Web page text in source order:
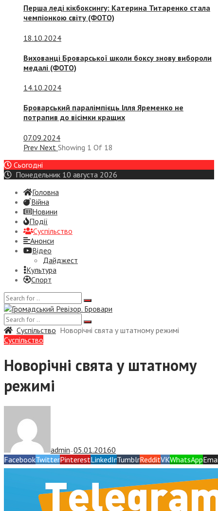
Перша леді кікбоксингу: Катерина Титаренко стала
чемпіонкою світу (ФОТО)
18.10.2024
Вихованці Броварської школи боксу знову вибороли
медалі (ФОТО)
14.10.2024
Броварський паралімпієць Ілля Яременко не
потрапив до вісімки кращих
07.09.2024
Prev Next Showing 1 Of 18
Сьогодні
Понедельник 10 августа 2026
Головна
Війна
Новини
Події
Суспiльство
Анонси
Відео
Дайджест
Культура
Спорт
Суспiльство Новорічні свята у штатному режимі
Суспiльство
Новорічні свята у штатному
режимі
admin —05.01.20160
FacebookTwitterPinterestLinkedInTumblrRedditVKWhatsApp